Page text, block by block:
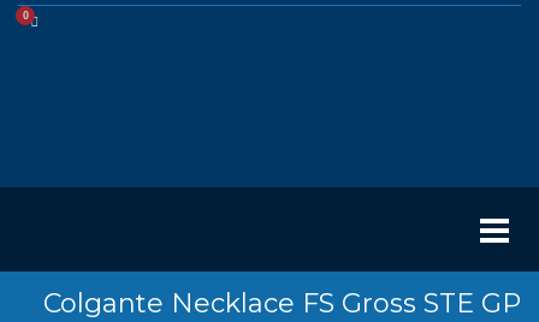
Colgante Necklace FS Gross STE GP